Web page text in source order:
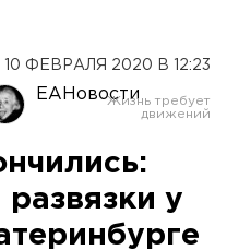
10 ФЕВРАЛЯ 2020 В 12:23
ЕАНовости
у